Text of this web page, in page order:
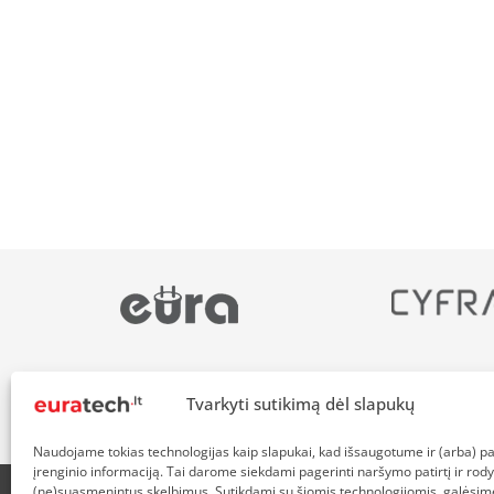
Tvarkyti sutikimą dėl slapukų
Naudojame tokias technologijas kaip slapukai, kad išsaugotume ir (arba)
įrenginio informaciją. Tai darome siekdami pagerinti naršymo patirtį ir